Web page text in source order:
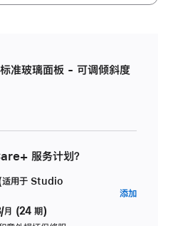
玻璃面板 - 可调倾斜度
服务计划？
用于 Studio
月 (24 期)
添加